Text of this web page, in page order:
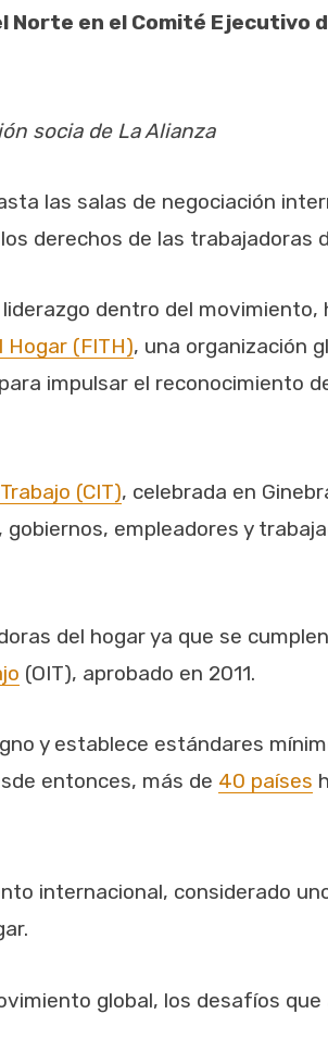
en el Comité Ejecutivo
socia de La Alianza
las salas de negociación
derechos de las trabajadoras
dentro del movimiento,
Hogar (FITH), una organización
impulsar el reconocimiento
(CIT), celebrada en
empleadores y
del hogar ya que se
(OIT), aprobado en 2011.
y establece estándares
entonces, más de 40 países
internacional, considerado
global, los desafíos que